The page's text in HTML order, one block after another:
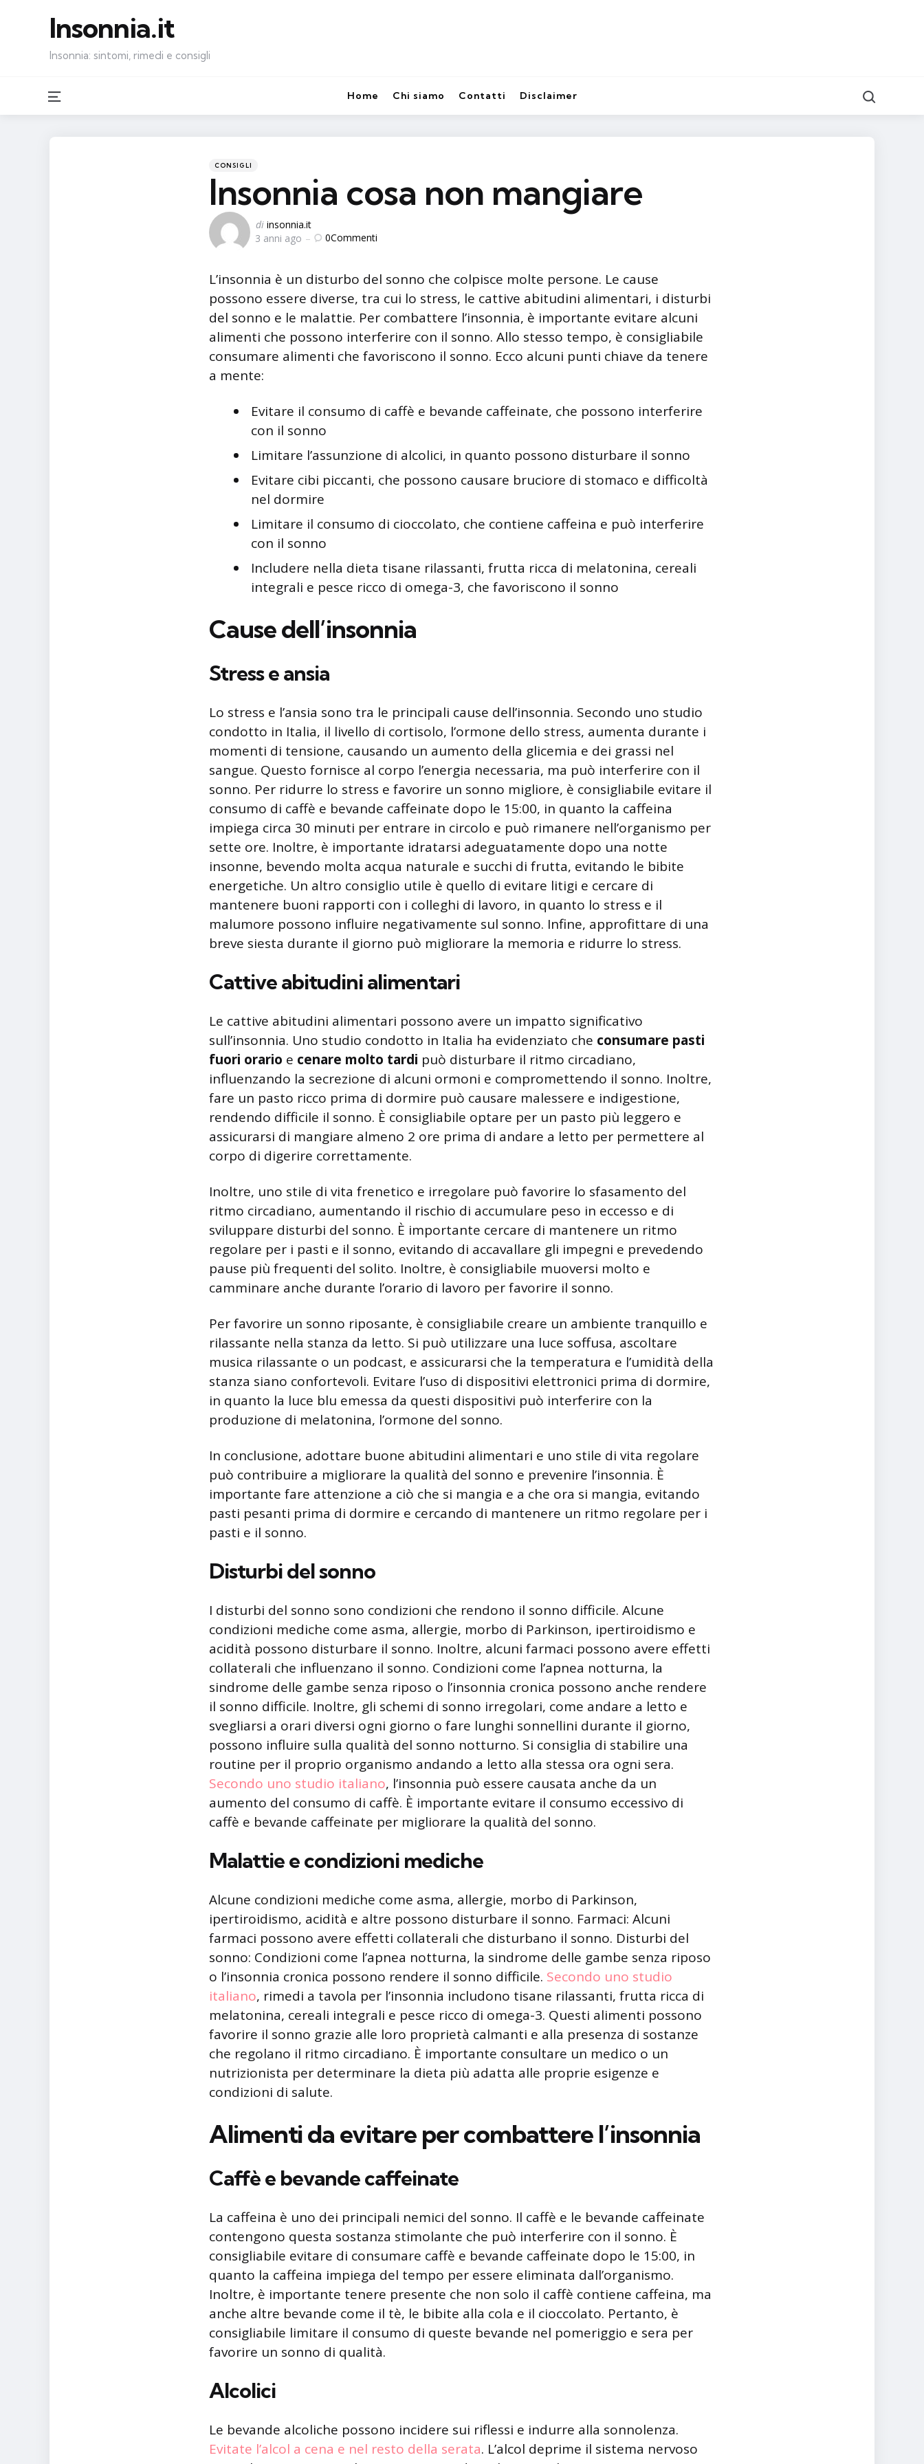
Insonnia.it
Insonnia: sintomi, rimedi e consigli
Menu Home Chi siamo Contatti Disclaimer
Categorie
Pubblicato
CONSIGLI
Insonnia cosa non mangiare
Postato
da
di insonnia.it
3 anni ago
0Commenti
L’insonnia è un disturbo del sonno che colpisce molte persone. Le cause
possono essere diverse, tra cui lo stress, le cattive abitudini alimentari, i disturbi
del sonno e le malattie. Per combattere l’insonnia, è importante evitare alcuni
alimenti che possono interferire con il sonno. Allo stesso tempo, è consigliabile
consumare alimenti che favoriscono il sonno. Ecco alcuni punti chiave da tenere
a mente:
Evitare il consumo di caffè e bevande caffeinate, che possono interferire
con il sonno
Limitare l’assunzione di alcolici, in quanto possono disturbare il sonno
Evitare cibi piccanti, che possono causare bruciore di stomaco e difficoltà
nel dormire
Limitare il consumo di cioccolato, che contiene caffeina e può interferire
con il sonno
Includere nella dieta tisane rilassanti, frutta ricca di melatonina, cereali
integrali e pesce ricco di omega-3, che favoriscono il sonno
Cause dell’insonnia
Stress e ansia
Lo stress e l’ansia sono tra le principali cause dell’insonnia. Secondo uno studio
condotto in Italia, il livello di cortisolo, l’ormone dello stress, aumenta durante i
momenti di tensione, causando un aumento della glicemia e dei grassi nel
sangue. Questo fornisce al corpo l’energia necessaria, ma può interferire con il
sonno. Per ridurre lo stress e favorire un sonno migliore, è consigliabile evitare il
consumo di caffè e bevande caffeinate dopo le 15:00, in quanto la caffeina
impiega circa 30 minuti per entrare in circolo e può rimanere nell’organismo per
sette ore. Inoltre, è importante idratarsi adeguatamente dopo una notte
insonne, bevendo molta acqua naturale e succhi di frutta, evitando le bibite
energetiche. Un altro consiglio utile è quello di evitare litigi e cercare di
mantenere buoni rapporti con i colleghi di lavoro, in quanto lo stress e il
malumore possono influire negativamente sul sonno. Infine, approfittare di una
breve siesta durante il giorno può migliorare la memoria e ridurre lo stress.
Cattive abitudini alimentari
Le cattive abitudini alimentari possono avere un impatto significativo
sull’insonnia. Uno studio condotto in Italia ha evidenziato che consumare pasti
fuori orario e cenare molto tardi può disturbare il ritmo circadiano,
influenzando la secrezione di alcuni ormoni e compromettendo il sonno. Inoltre,
fare un pasto ricco prima di dormire può causare malessere e indigestione,
rendendo difficile il sonno. È consigliabile optare per un pasto più leggero e
assicurarsi di mangiare almeno 2 ore prima di andare a letto per permettere al
corpo di digerire correttamente.
Inoltre, uno stile di vita frenetico e irregolare può favorire lo sfasamento del
ritmo circadiano, aumentando il rischio di accumulare peso in eccesso e di
sviluppare disturbi del sonno. È importante cercare di mantenere un ritmo
regolare per i pasti e il sonno, evitando di accavallare gli impegni e prevedendo
pause più frequenti del solito. Inoltre, è consigliabile muoversi molto e
camminare anche durante l’orario di lavoro per favorire il sonno.
Per favorire un sonno riposante, è consigliabile creare un ambiente tranquillo e
rilassante nella stanza da letto. Si può utilizzare una luce soffusa, ascoltare
musica rilassante o un podcast, e assicurarsi che la temperatura e l’umidità della
stanza siano confortevoli. Evitare l’uso di dispositivi elettronici prima di dormire,
in quanto la luce blu emessa da questi dispositivi può interferire con la
produzione di melatonina, l’ormone del sonno.
In conclusione, adottare buone abitudini alimentari e uno stile di vita regolare
può contribuire a migliorare la qualità del sonno e prevenire l’insonnia. È
importante fare attenzione a ciò che si mangia e a che ora si mangia, evitando
pasti pesanti prima di dormire e cercando di mantenere un ritmo regolare per i
pasti e il sonno.
Disturbi del sonno
I disturbi del sonno sono condizioni che rendono il sonno difficile. Alcune
condizioni mediche come asma, allergie, morbo di Parkinson, ipertiroidismo e
acidità possono disturbare il sonno. Inoltre, alcuni farmaci possono avere effetti
collaterali che influenzano il sonno. Condizioni come l’apnea notturna, la
sindrome delle gambe senza riposo o l’insonnia cronica possono anche rendere
il sonno difficile. Inoltre, gli schemi di sonno irregolari, come andare a letto e
svegliarsi a orari diversi ogni giorno o fare lunghi sonnellini durante il giorno,
possono influire sulla qualità del sonno notturno. Si consiglia di stabilire una
routine per il proprio organismo andando a letto alla stessa ora ogni sera.
Secondo uno studio italiano, l’insonnia può essere causata anche da un
aumento del consumo di caffè. È importante evitare il consumo eccessivo di
caffè e bevande caffeinate per migliorare la qualità del sonno.
Malattie e condizioni mediche
Alcune condizioni mediche come asma, allergie, morbo di Parkinson,
ipertiroidismo, acidità e altre possono disturbare il sonno. Farmaci: Alcuni
farmaci possono avere effetti collaterali che disturbano il sonno. Disturbi del
sonno: Condizioni come l’apnea notturna, la sindrome delle gambe senza riposo
o l’insonnia cronica possono rendere il sonno difficile. Secondo uno studio
italiano, rimedi a tavola per l’insonnia includono tisane rilassanti, frutta ricca di
melatonina, cereali integrali e pesce ricco di omega-3. Questi alimenti possono
favorire il sonno grazie alle loro proprietà calmanti e alla presenza di sostanze
che regolano il ritmo circadiano. È importante consultare un medico o un
nutrizionista per determinare la dieta più adatta alle proprie esigenze e
condizioni di salute.
Alimenti da evitare per combattere l’insonnia
Caffè e bevande caffeinate
La caffeina è uno dei principali nemici del sonno. Il caffè e le bevande caffeinate
contengono questa sostanza stimolante che può interferire con il sonno. È
consigliabile evitare di consumare caffè e bevande caffeinate dopo le 15:00, in
quanto la caffeina impiega del tempo per essere eliminata dall’organismo.
Inoltre, è importante tenere presente che non solo il caffè contiene caffeina, ma
anche altre bevande come il tè, le bibite alla cola e il cioccolato. Pertanto, è
consigliabile limitare il consumo di queste bevande nel pomeriggio e sera per
favorire un sonno di qualità.
Alcolici
Le bevande alcoliche possono incidere sui riflessi e indurre alla sonnolenza.
Evitate l’alcol a cena e nel resto della serata. L’alcol deprime il sistema nervoso